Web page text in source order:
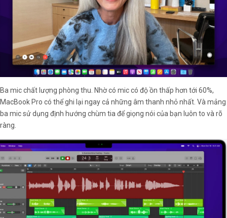
Ba mic chất lượng phòng thu. Nhờ có mic có độ ồn thấp hơn tới 60%,
MacBook Pro có thể ghi lại ngay cả những âm thanh nhỏ nhất. Và mảng
ba mic sử dụng định hướng chùm tia để giọng nói của bạn luôn to và rõ
ràng.